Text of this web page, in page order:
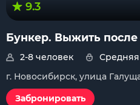
9.3
Бункер. Выжить после
2-8 человек
г. Новосибирск, улица
Забронировать